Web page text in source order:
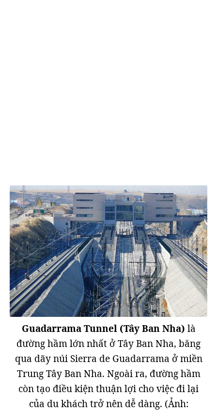
Guadarrama Tunnel (Tây Ban Nha) là
đường hầm lớn nhất ở Tây Ban Nha, băng
qua dãy núi Sierra de Guadarrama ở miền
Trung Tây Ban Nha. Ngoài ra, đường hầm
còn tạo điều kiện thuận lợi cho việc đi lại
của du khách trở nên dễ dàng. (Ảnh: